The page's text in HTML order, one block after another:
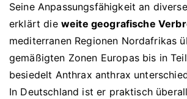
Seine Anpassungsfähigkeit an
erklärt die weite geografische
mediterranen Regionen Nordafrikas
gemäßigten Zonen Europas bis in
besiedelt Anthrax anthrax
In Deutschland ist er praktisch